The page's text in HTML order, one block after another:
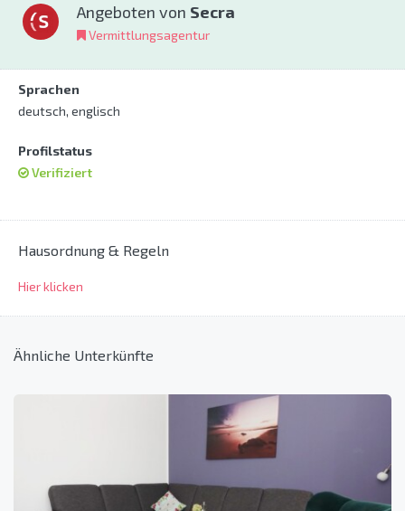
Angeboten von Secra
Vermittlungsagentur
Sprachen
deutsch, englisch
Profilstatus
Verifiziert
Hausordnung & Regeln
Hier klicken
Ähnliche Unterkünfte